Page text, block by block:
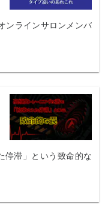
ンラインサロンメンバ
停滞」という致命的な